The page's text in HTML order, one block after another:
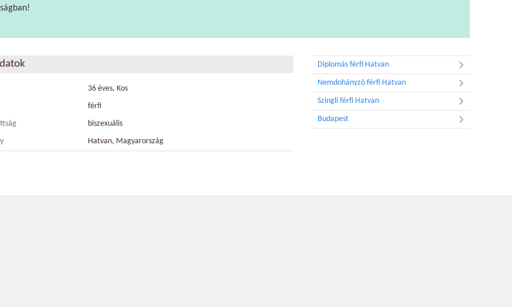
36 éves, Kos
férfi
biszexuális
Hatvan, Magyarország
Diplomás férfi Hatvan
Nemdohányzó férfi Hatvan
Szingli férfi Hatvan
Budapest